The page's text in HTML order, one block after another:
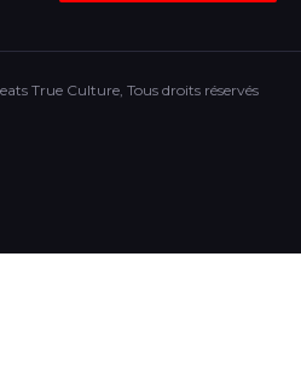
True Culture, Tous droits réservés